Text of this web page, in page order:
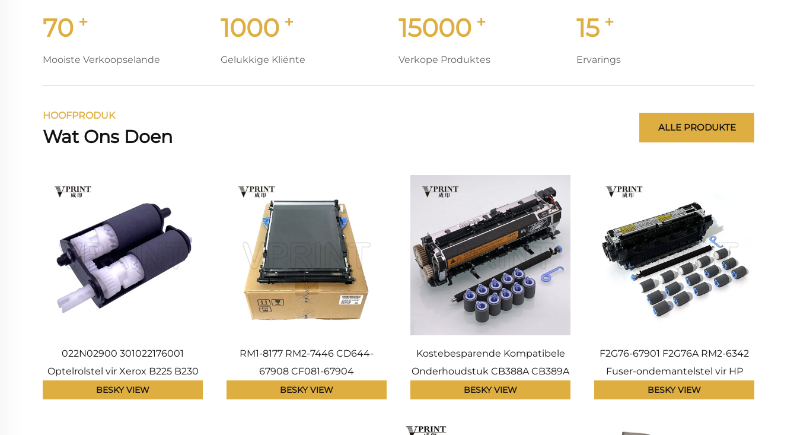
70 +
Mooiste Verkoopselande
1000 +
Gelukkige Kliënte
15000 +
Verkope Produktes
15 +
Ervarings
HOOFPRODUK
Wat Ons Doen ALLE PRODUKTE
022N02900 301022176001
Optelrolstel vir Xerox B225 B230
B235 vir Pantum P3010 P3300
BESKY VIEW
RM1-8177 RM2-7446 CD644-
67908 CF081-67904
Intermediêre oordragsband ITB-
BESKY VIEW
Kostebesparende Kompatibele
Onderhoudstuk CB388A CB389A
vir HP Laser Jet P4014 P4015
BESKY VIEW
F2G76-67901 F2G76A RM2-6342
Fuser-ondemantelstel vir HP
LaserJet Enterprise M604 M605
BESKY VIEW